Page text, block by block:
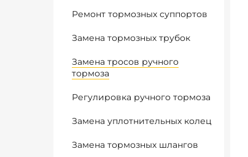
Ремонт тормозных суппортов
Замена тормозных трубок
Замена тросов ручного
тормоза
Регулировка ручного тормоза
Замена уплотнительных колец
Замена тормозных шлангов